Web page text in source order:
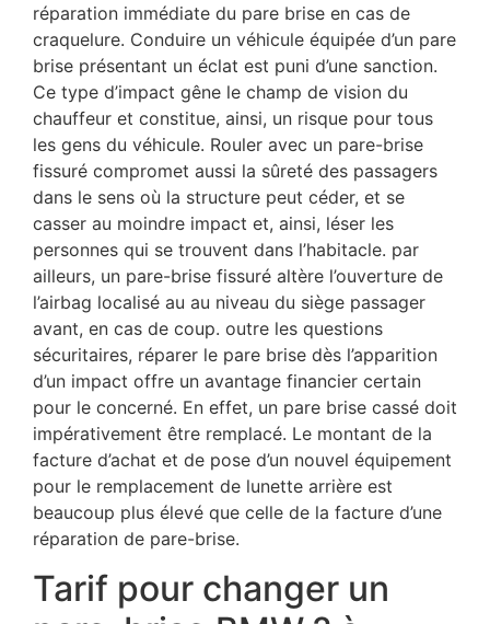
réparation immédiate du pare brise en cas de
craquelure. Conduire un véhicule équipée d’un pare
brise présentant un éclat est puni d’une sanction.
Ce type d’impact gêne le champ de vision du
chauffeur et constitue, ainsi, un risque pour tous
les gens du véhicule. Rouler avec un pare-brise
fissuré compromet aussi la sûreté des passagers
dans le sens où la structure peut céder, et se
casser au moindre impact et, ainsi, léser les
personnes qui se trouvent dans l’habitacle. par
ailleurs, un pare-brise fissuré altère l’ouverture de
l’airbag localisé au au niveau du siège passager
avant, en cas de coup. outre les questions
sécuritaires, réparer le pare brise dès l’apparition
d’un impact offre un avantage financier certain
pour le concerné. En effet, un pare brise cassé doit
impérativement être remplacé. Le montant de la
facture d’achat et de pose d’un nouvel équipement
pour le remplacement de lunette arrière est
beaucoup plus élevé que celle de la facture d’une
réparation de pare-brise.
Tarif pour changer un